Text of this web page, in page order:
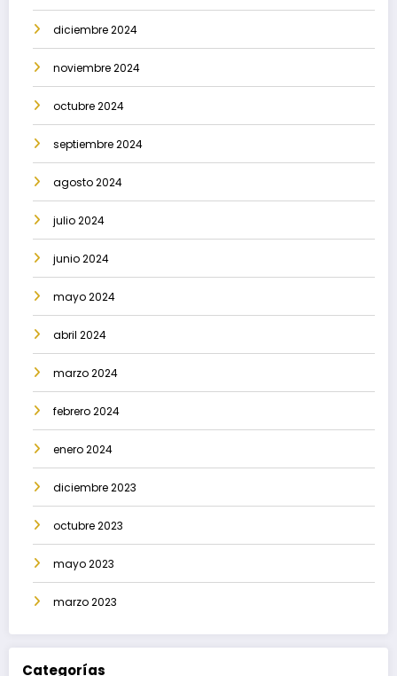
diciembre 2024
noviembre 2024
octubre 2024
septiembre 2024
agosto 2024
julio 2024
junio 2024
mayo 2024
abril 2024
marzo 2024
febrero 2024
enero 2024
diciembre 2023
octubre 2023
mayo 2023
marzo 2023
Categorías